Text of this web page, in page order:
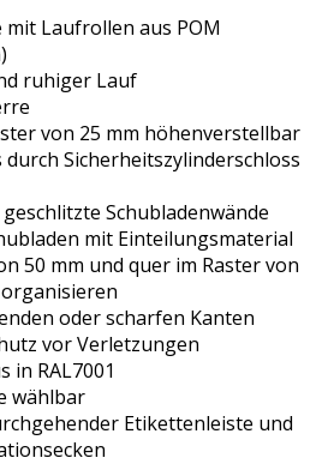
Laufrollen aus POM
ruhiger Lauf
von 25 mm höhenverstellbar
Sicherheitszylinderschloss
Schubladenwände
mit Einteilungsmaterial
50 mm und quer im Raster von
oder scharfen Kanten
vor Verletzungen
in RAL7001
wählbar
Etikettenleiste und